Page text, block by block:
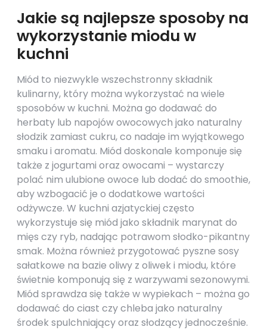
Jakie są najlepsze sposoby na
wykorzystanie miodu w
kuchni
Miód to niezwykle wszechstronny składnik
kulinarny, który można wykorzystać na wiele
sposobów w kuchni. Można go dodawać do
herbaty lub napojów owocowych jako naturalny
słodzik zamiast cukru, co nadaje im wyjątkowego
smaku i aromatu. Miód doskonale komponuje się
także z jogurtami oraz owocami – wystarczy
polać nim ulubione owoce lub dodać do smoothie,
aby wzbogacić je o dodatkowe wartości
odżywcze. W kuchni azjatyckiej często
wykorzystuje się miód jako składnik marynat do
mięs czy ryb, nadając potrawom słodko-pikantny
smak. Można również przygotować pyszne sosy
sałatkowe na bazie oliwy z oliwek i miodu, które
świetnie komponują się z warzywami sezonowymi.
Miód sprawdza się także w wypiekach – można go
dodawać do ciast czy chleba jako naturalny
środek spulchniający oraz słodzący jednocześnie.